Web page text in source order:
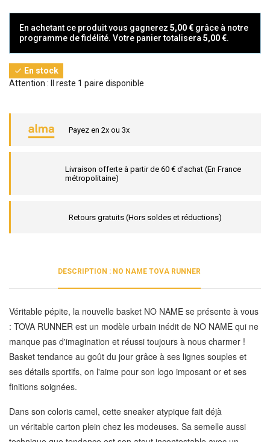
En achetant ce produit vous gagnerez 5,00 € grâce à notre
programme de fidélité. Votre panier totalisera 5,00 €.
 En stock
Attention : Il reste 1 paire disponible
Payez en 2x ou 3x
Livraison offerte à partir de 60 € d’achat (En France
métropolitaine)
Retours gratuits (Hors soldes et réductions)
DESCRIPTION : NO NAME TOVA RUNNER
Véritable pépite, la nouvelle basket NO NAME se présente à vous
: TOVA RUNNER est un modèle urbain inédit de NO NAME qui ne
manque pas d'imagination et réussi toujours à nous charmer !
Basket tendance au goût du jour grâce à ses lignes souples et
ses détails sportifs, on l'aime pour son logo imposant or et ses
finitions soignées.
Dans son coloris camel, cette sneaker atypique fait déjà
un véritable carton plein chez les modeuses. Sa semelle aussi